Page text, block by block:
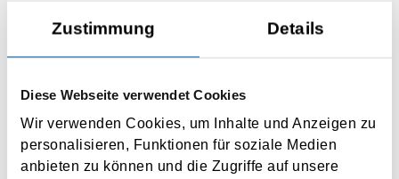
Zustimmung Details
Diese Webseite verwendet Cookies
Wir verwenden Cookies, um Inhalte und Anzeigen zu
personalisieren, Funktionen für soziale Medien
anbieten zu können und die Zugriffe auf unsere
Your message to us